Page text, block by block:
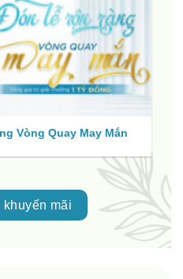
Vòng Quay May Mắn
khuyến mãi